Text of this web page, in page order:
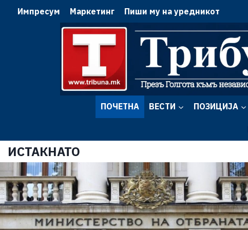
Импресум Маркетинг Пиши му на уредникот
ПОЧЕТНА ВЕСТИ ПОЗИЦИЈА
ИСТАКНАТО